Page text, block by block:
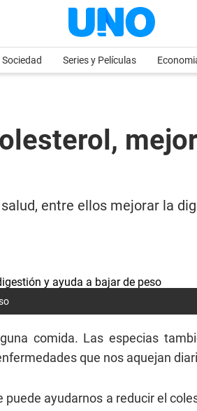
Sociedad Series y Películas
entre ellos mejorar la
comida. Las especias
que nos aquejan
ayudarnos a reducir el